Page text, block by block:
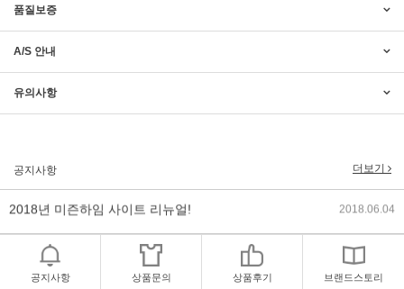
품질보증
A/S 안내
유의사항
공지사항 더보기
2017년 미즌하임 리뉴얼 2017.03.06
2018년 미즌하임 사이트 리뉴얼!
2018년 모바일샵 리뉴얼 업데이.. 2018.04.10
공지사항 상품문의 상품후기 브랜드스토리